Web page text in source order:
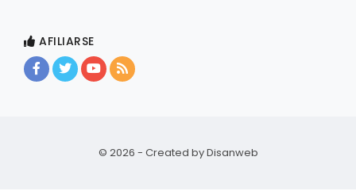
AFILIARSE
© 2026 - Created byDisanweb